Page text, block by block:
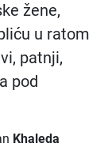
žene,
u ratom
patnji,
pod
Khaleda